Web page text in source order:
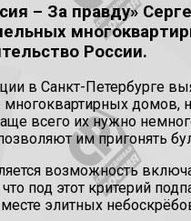
– За правду»
России.
в Санкт-Петербурге
домов,
всего их нужно
им пригонять
возможность
под этот критерий
элитных